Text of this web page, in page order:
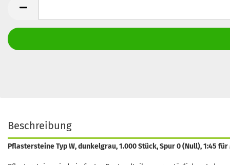
Beschreibung
Pflastersteine Typ W, dunkelgrau, 1.000 Stück, Spur 0 (Null), 1:45